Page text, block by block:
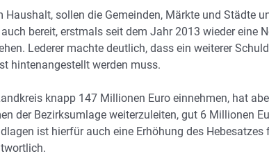
sollen die Gemeinden, Märkte und Städte
bereit, erstmals seit dem Jahr 2013 wieder eine
Lederer machte deutlich, dass ein weiterer
hintenangestellt werden muss.
knapp 147 Millionen Euro einnehmen, hat
der Bezirksumlage weiterzuleiten, gut 6 Millionen
ist hierfür auch eine Erhöhung des Hebesatzes